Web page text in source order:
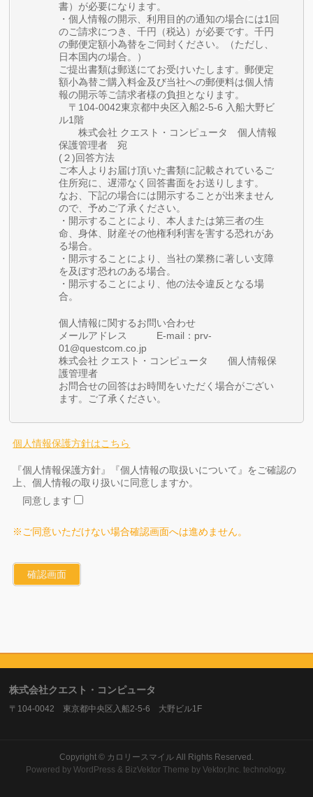
書）が必要になります。
・個人情報の開示、利用目的の通知の場合には1回
のご請求につき、千円（税込）が必要です。千円
の郵便定額小為替をご同封ください。（ただし、
日本国内の場合。）
ご提出書類は郵送にてお受けいたします。郵便定
額小為替ご購入料金及び当社への郵便料は個人情
報の開示等ご請求者様の負担となります。
〒104-0042東京都中央区入船2-5-6 入船大野ビ
ル1階
株式会社 クエスト・コンピュータ 個人情報
保護管理者 宛
(２)回答方法
ご本人よりお届け頂いた書類に記載されているご
住所宛に、遅滞なく回答書面をお送りします。
なお、下記の場合には開示することが出来ません
ので、予めご了承ください。
・開示することにより、本人または第三者の生
命、身体、財産その他権利利害を害する恐れがあ
る場合。
・開示することにより、当社の業務に著しい支障
を及ぼす恐れのある場合。
・開示することにより、他の法令違反となる場
合。
個人情報に関するお問い合わせ
メールアドレス E-mail：prv-
01@questcom.co.jp
株式会社 クエスト・コンピュータ 個人情報保
護管理者
お問合せの回答はお時間をいただく場合がござい
ます。ご了承ください。
個人情報保護方針はこちら
『個人情報保護方針』『個人情報の取扱いについて』をご確認の
上、個人情報の取り扱いに同意しますか。
同意します
※ご同意いただけない場合確認画面へは進めません。
株式会社クエスト・コンピュータ
〒104-0042 東京都中央区入船2-5-6 大野ビル1F
Copyright © カロリースマイルAll Rights Reserved.
Powered byWordPress & BizVektor Theme by Vektor,Inc. technology.